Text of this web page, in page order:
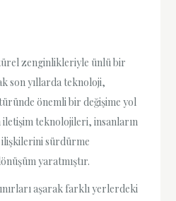
zenginlikleriyle ünlü bir
son yıllarda teknoloji,
önemli bir değişime yol
iletişim teknolojileri, insanların
ilişkilerini sürdürme
yaratmıştır.
aşarak farklı yerlerdeki